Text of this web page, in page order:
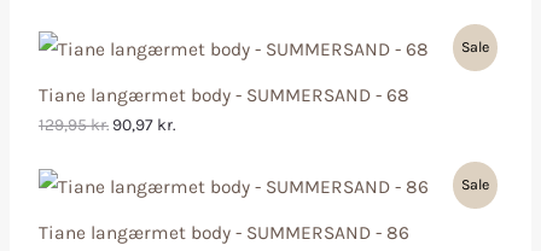
Tiane langærmet body - SUMMERSAND - 68
Sale
129,95kr. 90,97 kr.
Tiane langærmet body - SUMMERSAND - 86
Sale